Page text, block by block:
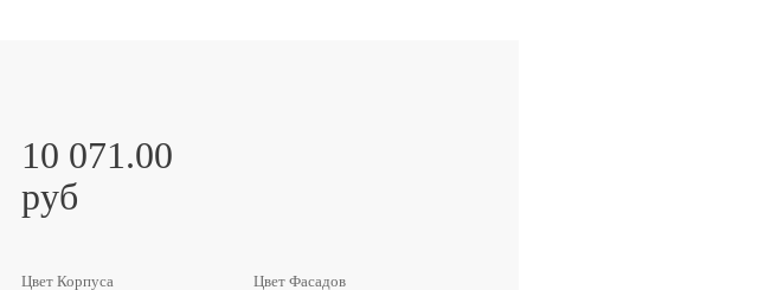
10 071.00
руб
Цвет Корпуса Цвет Фасадов